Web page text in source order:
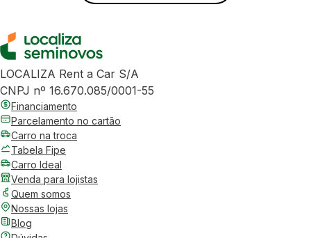
LOCALIZA Rent a Car S/A
CNPJ nº 16.670.085/0001-55
Financiamento
Parcelamento no cartão
Carro na troca
Tabela Fipe
Carro Ideal
Venda para lojistas
Quem somos
Nossas lojas
Blog